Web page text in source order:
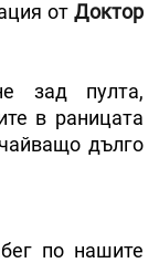
отДоктор
зад пулта,
в раницата
дълго
по нашите